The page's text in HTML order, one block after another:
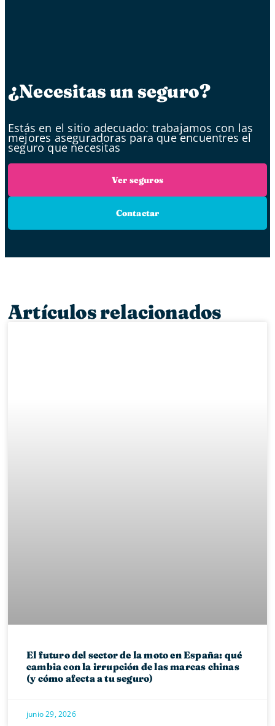
¿Necesitas un seguro?
Estás en el sitio adecuado: trabajamos con las
mejores aseguradoras para que encuentres el
seguro que necesitas
Ver seguros
Contactar
Artículos relacionados
El futuro del sector de la moto en España: qué
cambia con la irrupción de las marcas chinas
(y cómo afecta a tu seguro)
junio 29, 2026